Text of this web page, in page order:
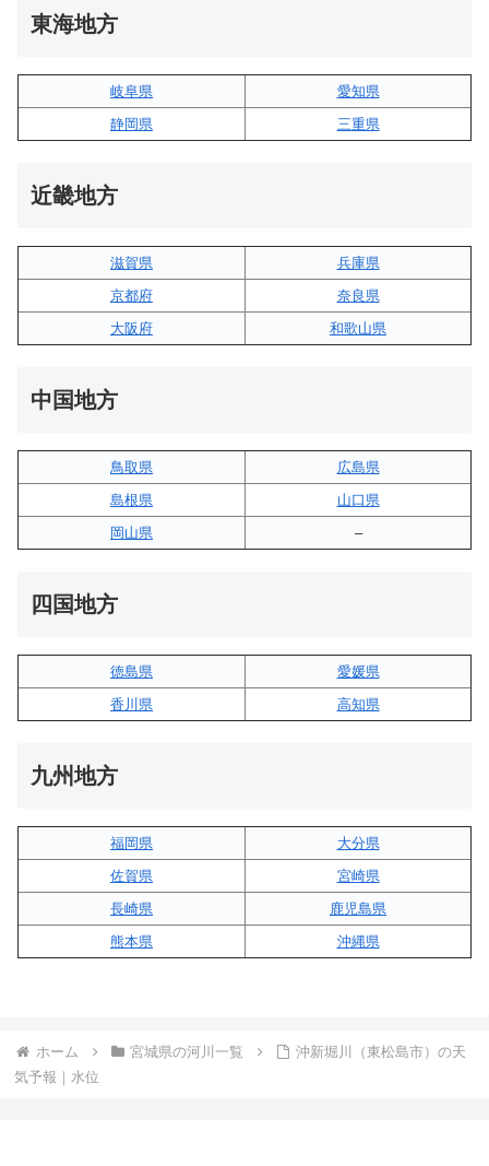
東海地方
岐阜県
愛知県
静岡県
三重県
近畿地方
滋賀県
兵庫県
京都府
奈良県
大阪府
和歌山県
中国地方
鳥取県
広島県
島根県
山口県
岡山県
–
四国地方
徳島県
愛媛県
香川県
高知県
九州地方
福岡県
大分県
佐賀県
宮崎県
長崎県
鹿児島県
熊本県
沖縄県
ホーム 宮城県の河川一覧
沖新堀川（東松島市）の天
気予報｜水位